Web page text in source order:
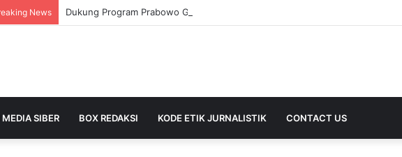
News
SIBER BOX REDAKSI KODE ETIK JURNALISTIK CONTACT US